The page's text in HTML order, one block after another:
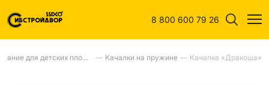
8 800 600 79 26
Оборудование для детских площадок — Качалки на пружине — Качалка «Дракоша»